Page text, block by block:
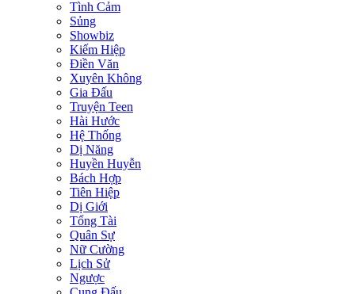
Tình Cảm
Sủng
Showbiz
Kiếm Hiệp
Điền Văn
Xuyên Không
Gia Đấu
Truyện Teen
Hài Hước
Hệ Thống
Dị Năng
Huyền Huyễn
Bách Hợp
Tiên Hiệp
Dị Giới
Tổng Tài
Quân Sự
Nữ Cường
Lịch Sử
Ngược